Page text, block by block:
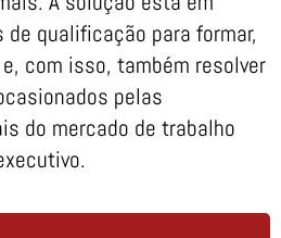
qualificação para formar,
com isso, também resolver
pelas
do mercado de trabalho